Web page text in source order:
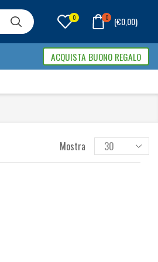
0 0 (€0,00)
ACQUISTA BUONO REGALO
Mostra